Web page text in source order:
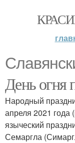
День огня
Народный
апреля 2021 года
языческий
Семаргла